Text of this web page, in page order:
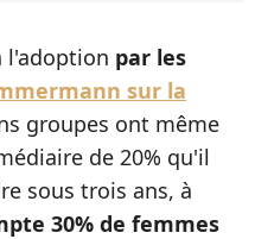
l'adoption par les
sur la
groupes ont même
de 20% qu'il
sous trois ans, à
30% de femmes